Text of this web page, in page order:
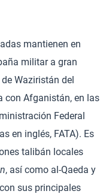
mantienen en
militar a gran
Waziristán del
con Afganistán, en las
Federal
en inglés, FATA). Es
talibán locales
, así como al-Qaeda y
sus principales